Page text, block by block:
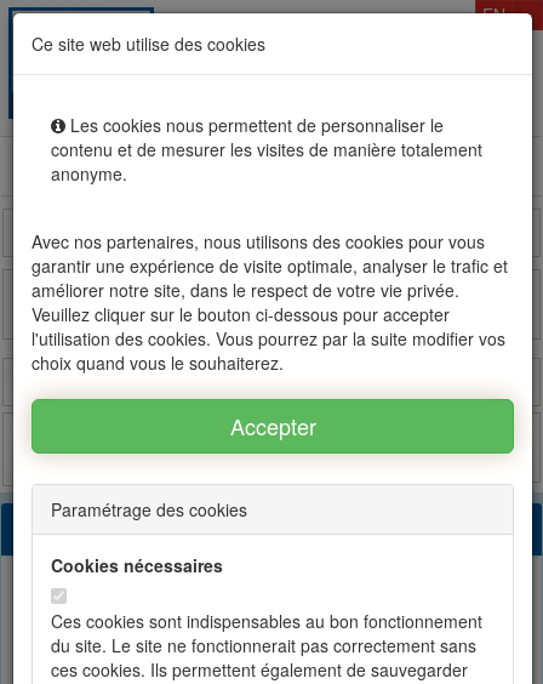
Ce site web utilise des cookies
Les cookies nous permettent de personnaliser le
contenu et de mesurer les visites de manière totalement
anonyme.
Avec nos partenaires, nous utilisons des cookies pour vous
garantir une expérience de visite optimale, analyser le trafic et
améliorer notre site, dans le respect de votre vie privée.
Veuillez cliquer sur le bouton ci-dessous pour accepter
l'utilisation des cookies. Vous pourrez par la suite modifier vos
choix quand vous le souhaiterez.
Paramétrage des cookies
Cookies nécessaires
Ces cookies sont indispensables au bon fonctionnement
du site. Le site ne fonctionnerait pas correctement sans
ces cookies. Ils permettent également de sauvegarder
EN
Rental sale real estate in Mauritius, OFIM network of
Reunion Island Madagascar France
OFIM sur FB OFIM sur Twitter
Favorites Estimate Post
69 found results
List
Sort by price Toggle Dropdown